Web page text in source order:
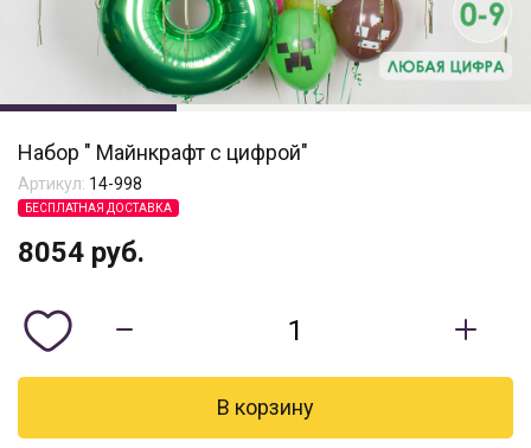
Набор " Майнкрафт с цифрой"
Артикул: 14-998
БЕСПЛАТНАЯ ДОСТАВКА
8054 руб.